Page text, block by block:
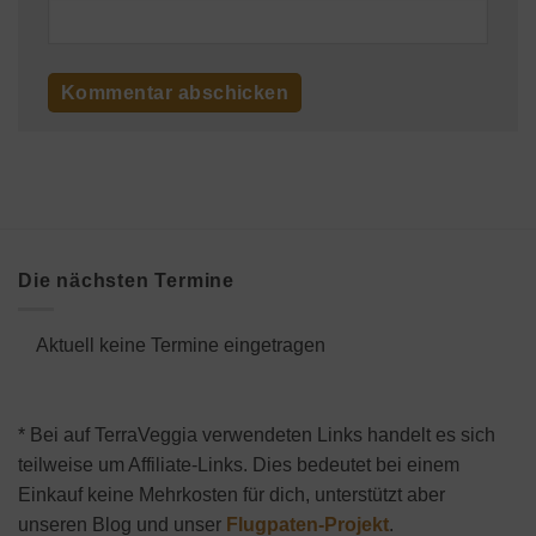
Die nächsten Termine
Aktuell keine Termine eingetragen
* Bei auf TerraVeggia verwendeten Links handelt es sich
teilweise um Affiliate-Links. Dies bedeutet bei einem
Einkauf keine Mehrkosten für dich, unterstützt aber
unseren Blog und unser Flugpaten-Projekt.